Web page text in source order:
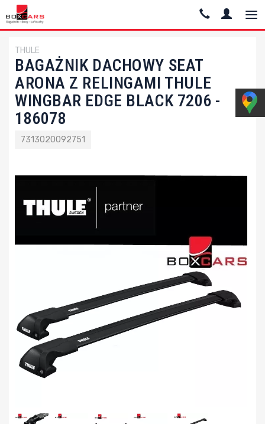
THULE
BAGAŻNIK DACHOWY SEAT
ARONA Z RELINGAMI THULE
WINGBAR EDGE BLACK 7206 -
186078
7313020092751